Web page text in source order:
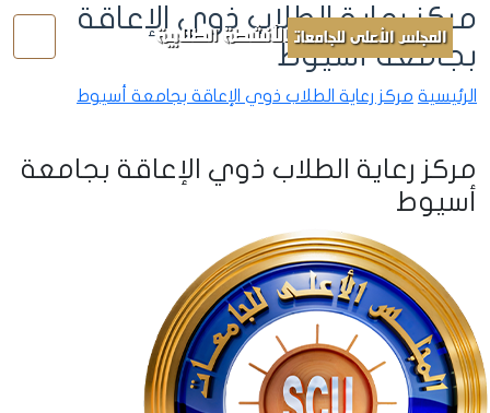
المجلس الأعلى للجامعات الأنشطة الطلابية
مركز رعاية الطلاب ذوي الإعاقة
بجامعة أسيوط
الرئيسية مركز رعاية الطلاب ذوي الإعاقة بجامعة أسيوط
مركز رعاية الطلاب ذوي الإعاقة بجامعة
أسيوط